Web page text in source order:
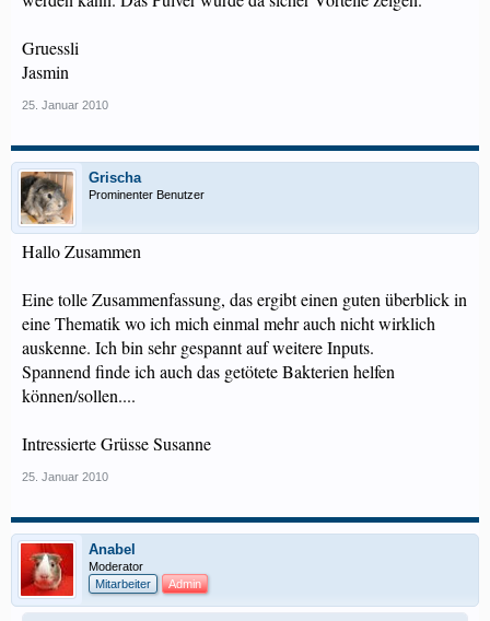
Gruessli
Jasmin
25. Januar 2010
Grischa
Prominenter Benutzer
Hallo Zusammen
Eine tolle Zusammenfassung, das ergibt einen guten überblick in
eine Thematik wo ich mich einmal mehr auch nicht wirklich
auskenne. Ich bin sehr gespannt auf weitere Inputs.
Spannend finde ich auch das getötete Bakterien helfen
können/sollen....
Intressierte Grüsse Susanne
25. Januar 2010
Anabel
Moderator
Mitarbeiter
Admin